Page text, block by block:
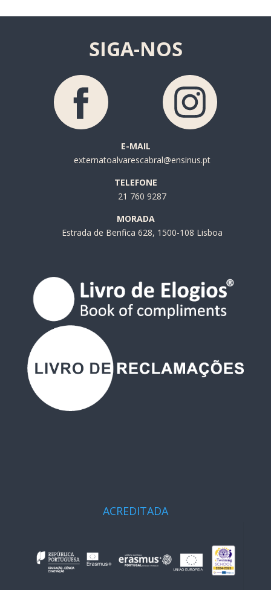
SIGA-NOS
E-MAIL
externatoalvarescabral@ensinus.pt
TELEFONE
21 760 9287
MORADA
Estrada de Benfica 628, 1500-108 Lisboa
ACREDITADA